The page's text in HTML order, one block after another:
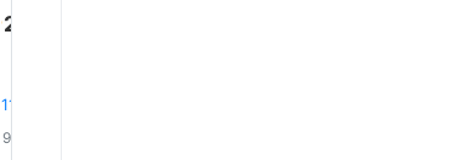
28.0°
11% 下雨
9.0 km/h